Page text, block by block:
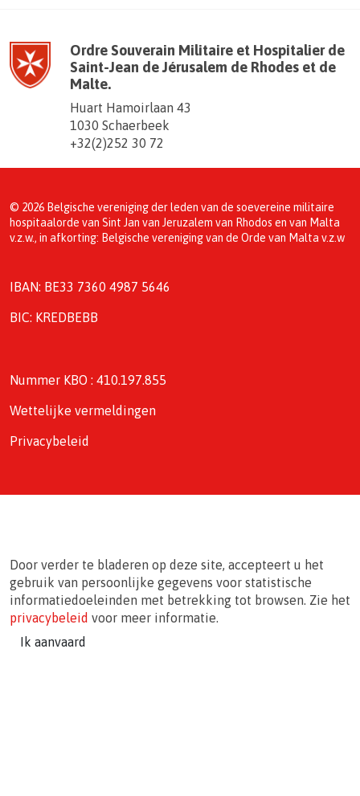
Ordre Souverain Militaire et Hospitalier de
Saint-Jean de Jérusalem de Rhodes et de
Malte.
Huart Hamoirlaan 43
1030 Schaerbeek
+32(2)252 30 72
© 2026 Belgische vereniging der leden van de soevereine militaire
hospitaalorde van Sint Jan van Jeruzalem van Rhodos en van Malta
v.z.w., in afkorting: Belgische vereniging van de Orde van Malta v.z.w
IBAN: BE33 7360 4987 5646
BIC: KREDBEBB
Nummer KBO : 410.197.855
Wettelijke vermeldingen
Privacybeleid
Door verder te bladeren op deze site, accepteert u het
gebruik van persoonlijke gegevens voor statistische
informatiedoeleinden met betrekking tot browsen. Zie het
privacybeleid voor meer informatie.
Ik aanvaard